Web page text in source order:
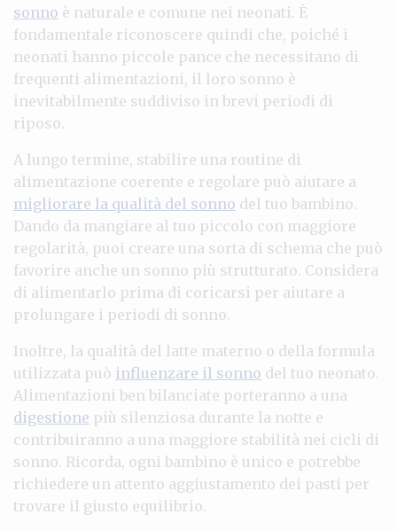
sonno è naturale e comune nei neonati. È
fondamentale riconoscere quindi che, poiché i
neonati hanno piccole pance che necessitano di
frequenti alimentazioni, il loro sonno è
inevitabilmente suddiviso in brevi periodi di
riposo.
A lungo termine, stabilire una routine di
alimentazione coerente e regolare può aiutare a
migliorare la qualità del sonno del tuo bambino.
Dando da mangiare al tuo piccolo con maggiore
regolarità, puoi creare una sorta di schema che può
favorire anche un sonno più strutturato. Considera
di alimentarlo prima di coricarsi per aiutare a
prolungare i periodi di sonno.
Inoltre, la qualità del latte materno o della formula
utilizzata può influenzare il sonno del tuo neonato.
Alimentazioni ben bilanciate porteranno a una
digestione più silenziosa durante la notte e
contribuiranno a una maggiore stabilità nei cicli di
sonno. Ricorda, ogni bambino è unico e potrebbe
richiedere un attento aggiustamento dei pasti per
trovare il giusto equilibrio.